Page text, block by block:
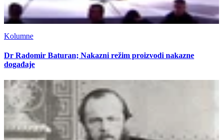
Kolumne
Dr Radomir Baturan; Nakazni režim proizvodi nakazne
događaje